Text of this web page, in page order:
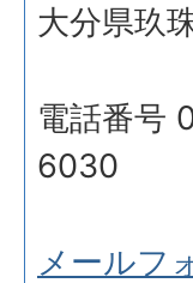
大分県玖
電話番号
6030
メールフ